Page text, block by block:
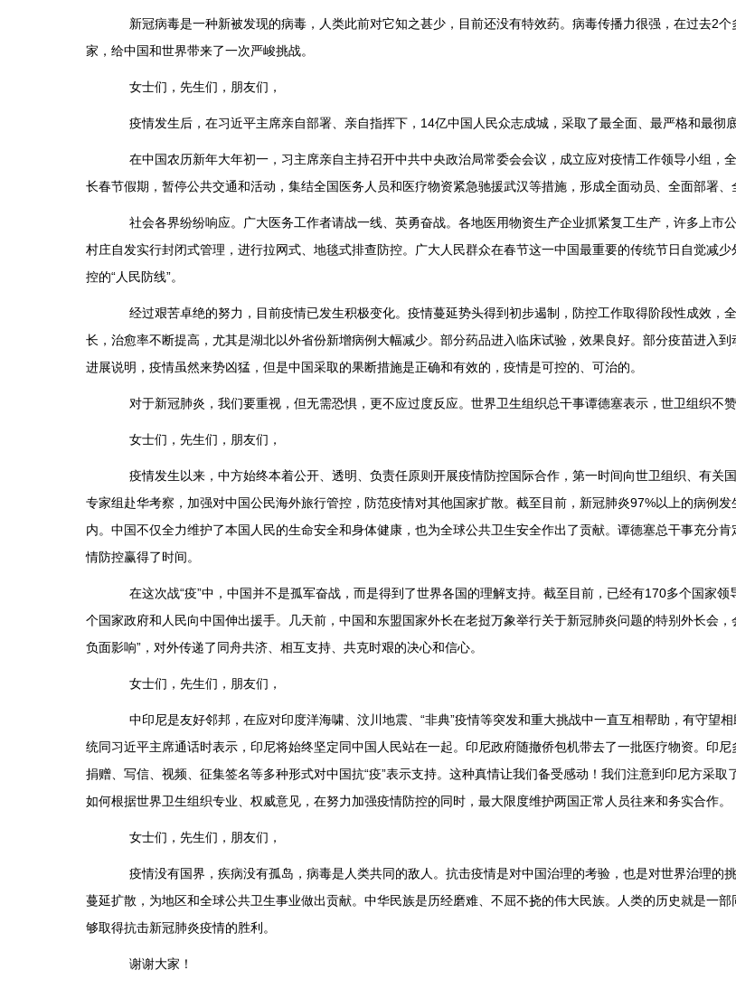
新冠病毒是一种新被发现的病毒，人类此前对它知之甚少，目前还没有特效药。病毒传播力很强，在过去2个
家，给中国和世界带来了一次严峻挑战。
女士们，先生们，朋友们，
疫情发生后，在习近平主席亲自部署、亲自指挥下，14亿中国人民众志成城，采取了最全面、最严格和最彻
在中国农历新年大年初一，习主席亲自主持召开中共中央政治局常委会会议，成立应对疫情工作领导小组，
长春节假期，暂停公共交通和活动，集结全国医务人员和医疗物资紧急驰援武汉等措施，形成全面动员、全面部署、
社会各界纷纷响应。广大医务工作者请战一线、英勇奋战。各地医用物资生产企业抓紧复工生产，许多上市
村庄自发实行封闭式管理，进行拉网式、地毯式排查防控。广大人民群众在春节这一中国最重要的传统节日自觉减
控的“人民防线”。
经过艰苦卓绝的努力，目前疫情已发生积极变化。疫情蔓延势头得到初步遏制，防控工作取得阶段性成效，
长，治愈率不断提高，尤其是湖北以外省份新增病例大幅减少。部分药品进入临床试验，效果良好。部分疫苗进入
进展说明，疫情虽然来势凶猛，但是中国采取的果断措施是正确和有效的，疫情是可控的、可治的。
对于新冠肺炎，我们要重视，但无需恐惧，更不应过度反应。世界卫生组织总干事谭德塞表示，世卫组织不赞
女士们，先生们，朋友们，
疫情发生以来，中方始终本着公开、透明、负责任原则开展疫情防控国际合作，第一时间向世卫组织、有关
专家组赴华考察，加强对中国公民海外旅行管控，防范疫情对其他国家扩散。截至目前，新冠肺炎97%以上的病例
内。中国不仅全力维护了本国人民的生命安全和身体健康，也为全球公共卫生安全作出了贡献。谭德塞总干事充分
情防控赢得了时间。
在这次战“疫”中，中国并不是孤军奋战，而是得到了世界各国的理解支持。截至目前，已经有170多个国家
个国家政府和人民向中国伸出援手。几天前，中国和东盟国家外长在老挝万象举行关于新冠肺炎问题的特别外长会
负面影响”，对外传递了同舟共济、相互支持、共克时艰的决心和信心。
女士们，先生们，朋友们，
中印尼是友好邻邦，在应对印度洋海啸、汶川地震、“非典”疫情等突发和重大挑战中一直互相帮助，有守望
统同习近平主席通话时表示，印尼将始终坚定同中国人民站在一起。印尼政府随撤侨包机带去了一批医疗物资。印
捐赠、写信、视频、征集签名等多种形式对中国抗“疫”表示支持。这种真情让我们备受感动！我们注意到印尼方采
如何根据世界卫生组织专业、权威意见，在努力加强疫情防控的同时，最大限度维护两国正常人员往来和务实合作。
女士们，先生们，朋友们，
疫情没有国界，疾病没有孤岛，病毒是人类共同的敌人。抗击疫情是对中国治理的考验，也是对世界治理的
蔓延扩散，为地区和全球公共卫生事业做出贡献。中华民族是历经磨难、不屈不挠的伟大民族。人类的历史就是一
够取得抗击新冠肺炎疫情的胜利。
谢谢大家！